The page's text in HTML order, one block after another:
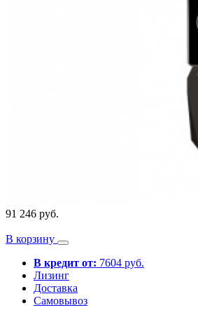
91 246 руб.
В корзину
В кредит от: 7604 руб.
Лизинг
Доставка
Самовывоз